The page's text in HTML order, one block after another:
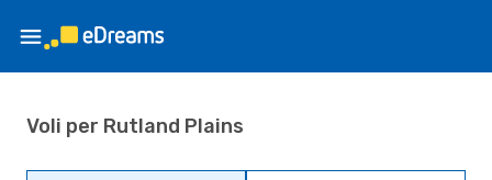
Voli per Rutland Plains